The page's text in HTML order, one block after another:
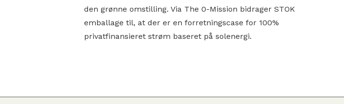
den grønne omstilling. Via The 0-Mission bidrager STOK
emballage til, at der er en forretningscase for 100%
privatfinansieret strøm baseret på solenergi.